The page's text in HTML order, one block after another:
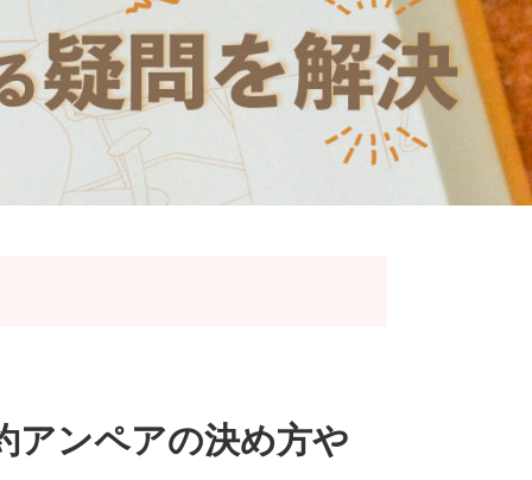
アンペアの決め方や